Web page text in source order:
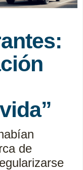
de